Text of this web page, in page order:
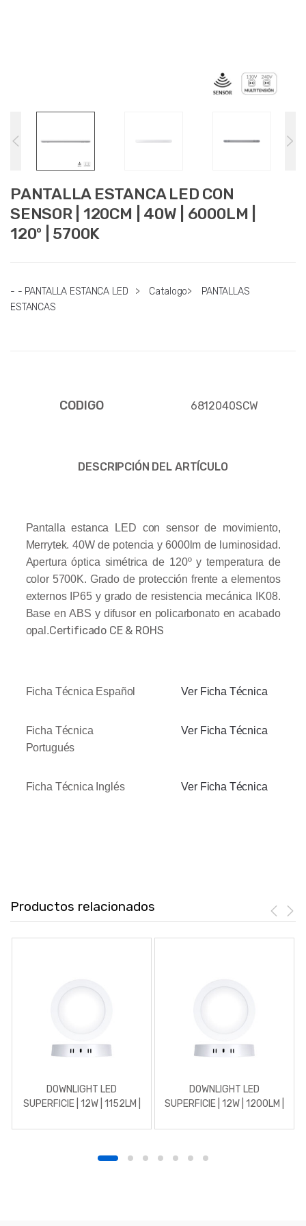
PANTALLA ESTANCA LED CON
SENSOR | 120CM | 40W | 6000LM |
120º | 5700K
- - PANTALLA ESTANCA LED > Catalogo>
PANTALLAS
ESTANCAS
CODIGO 6812040SCW
DESCRIPCIÓN DEL ARTÍCULO
Pantalla estanca LED con sensor de movimiento,
Merrytek. 40W de potencia y 6000lm de luminosidad.
Apertura óptica simétrica de 120º y temperatura de
color 5700K. Grado de protección frente a elementos
externos IP65 y grado de resistencia mecánica IK08.
Base en ABS y difusor en policarbonato en acabado
opal.Certificado CE & ROHS
Ficha Técnica Español Ver Ficha Técnica
Ficha Técnica
Portugués
Ver Ficha Técnica
Ficha Técnica Inglés Ver Ficha Técnica
Productos relacionados
DOWNLIGHT LED
SUPERFICIE | 12W | 1152LM |
BLANCO
DOWNLIGHT LED
SUPERFICIE | 12W | 1200LM |